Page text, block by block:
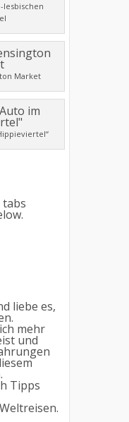
lesbischen
Market
liebe es,
mehr
und
Tipps